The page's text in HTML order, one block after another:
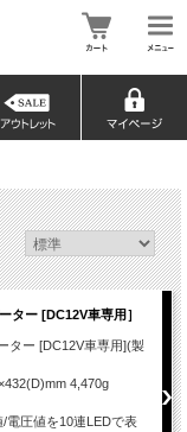
ー [DC12V車専用］
ター [DC12V車専用](製
4,470g
電圧値を10連LEDで表